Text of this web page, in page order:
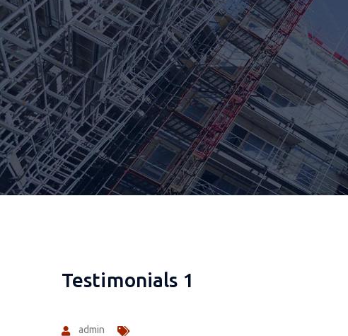
Testimonials 1
admin